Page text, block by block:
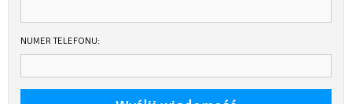
NUMER TELEFONU: